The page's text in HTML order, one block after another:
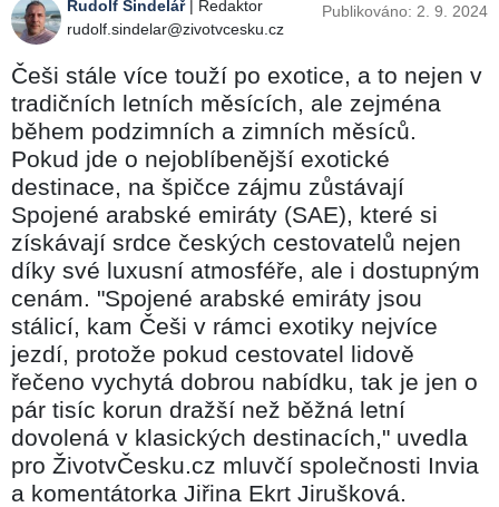
Rudolf Šindelář| Redaktor
rudolf.sindelar@zivotvcesku.cz
Publikováno: 2. 9. 2024
Češi stále více touží po exotice, a to nejen v
tradičních letních měsících, ale zejména
během podzimních a zimních měsíců.
Pokud jde o nejoblíbenější exotické
destinace, na špičce zájmu zůstávají
Spojené arabské emiráty (SAE), které si
získávají srdce českých cestovatelů nejen
díky své luxusní atmosféře, ale i dostupným
cenám. "Spojené arabské emiráty jsou
stálicí, kam Češi v rámci exotiky nejvíce
jezdí, protože pokud cestovatel lidově
řečeno vychytá dobrou nabídku, tak je jen o
pár tisíc korun dražší než běžná letní
dovolená v klasických destinacích," uvedla
pro ŽivotvČesku.cz mluvčí společnosti Invia
a komentátorka Jiřina Ekrt Jirušková.